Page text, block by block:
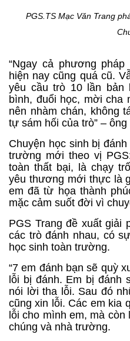
PGS.TS Mạc Văn Trang
“Ngay cả phương
hiện nay cũng quá cũ.
yêu cầu trò 10 lần bản
bình, đuổi học, mời cha
nên nhàm chán, không
tự sám hối của trò” –
Chuyện học sinh bị
trường mới theo vị
toàn thất bại, là chạy
yêu thương mới thực là
em đã từ họa thành
mặc cảm suốt đời vì
PGS Trang đề xuất giải
các trò đánh nhau, có
học sinh toàn trường.
“7 em đánh bạn sẽ quỳ
lỗi bị đánh. Em bị đánh
nói lời tha lỗi. Sau đó
cũng xin lỗi. Các em kia
lỗi cho mình em, mà
chúng và nhà trường.